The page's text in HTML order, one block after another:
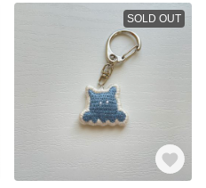
SOLD OUT